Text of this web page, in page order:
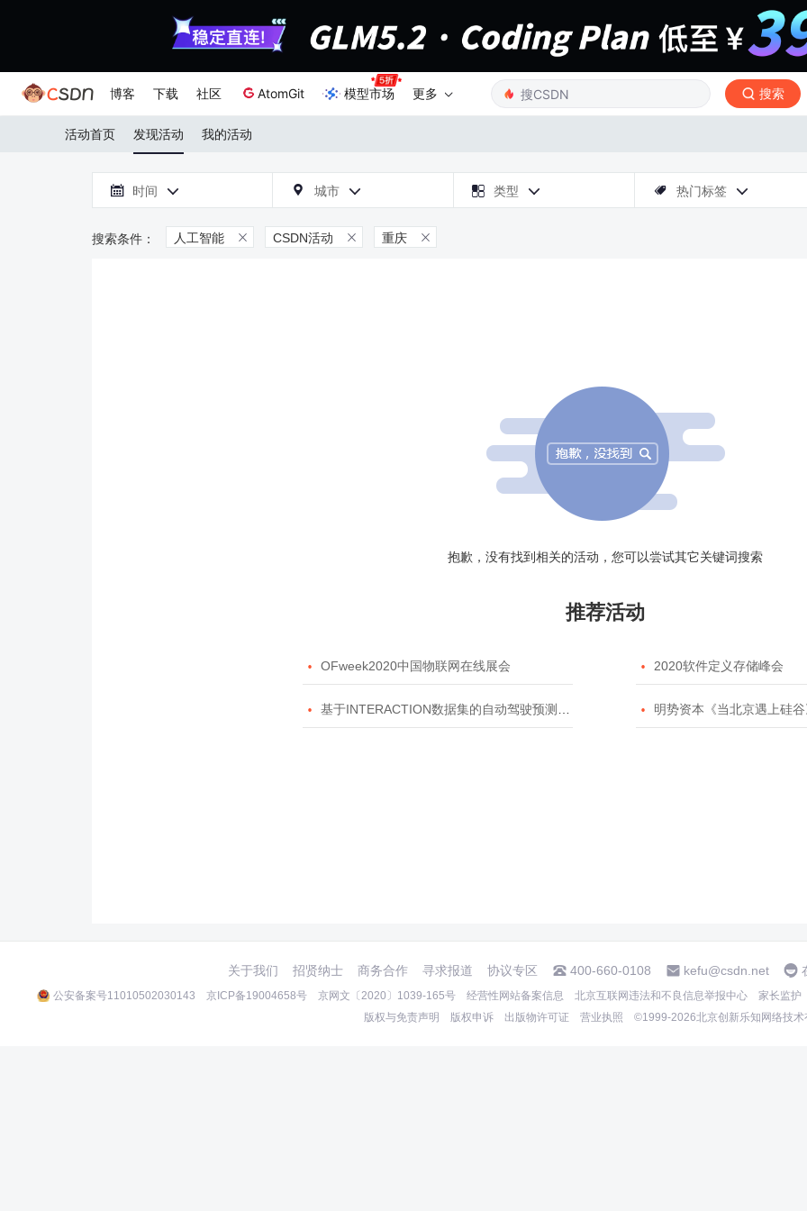
博客 下载 社区 AtomGit 模型市场 更多 搜索
活动首页 发现活动 我的活动
 时间   城市   类型   热门标签 
人工智能  CSDN活动  重庆 
抱歉，没有找到相关的活动，您可以尝试其它关键词搜索
推荐活动
 OFweek2020中国物联网在线展会  2020软件定义存储峰会
 基于INTERACTION数据集的自动驾驶预测模型挑战赛  明势资本《当北京遇上硅谷》系列
关于我们 招贤纳士 商务合作 寻求报道 协议专区 400-660-0108 kefu@csdn.net
公安备案号11010502030143 京ICP备19004658号 京网文〔2020〕1039-165号 经营性网站备案信息 北京互联网违法和不良信息举报中心 家长监护
版权与免责声明
版权申诉 出版物许可证 营业执照 ©1999-2026北京创新乐知网络技术